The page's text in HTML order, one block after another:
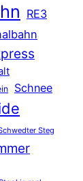
RE3
Schnee
Steg